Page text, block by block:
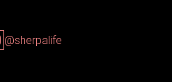
@sherpalife